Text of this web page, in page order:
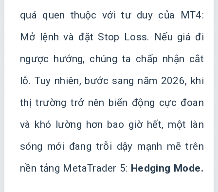
quá quen thuộc với tư duy của MT4:
Mở lệnh và đặt Stop Loss. Nếu giá đi
ngược hướng, chúng ta chấp nhận cắt
lỗ. Tuy nhiên, bước sang năm 2026, khi
thị trường trở nên biến động cực đoan
và khó lường hơn bao giờ hết, một làn
sóng mới đang trỗi dậy mạnh mẽ trên
nền tảng MetaTrader 5: Hedging Mode.